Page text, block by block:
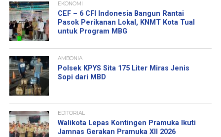
EKONOMI
CEF – 6 CFI Indonesia Bangun Rantai
Pasok Perikanan Lokal, KNMT Kota Tual
untuk Program MBG
AMBONIA
Polsek KPYS Sita 175 Liter Miras Jenis
Sopi dari MBD
EDITORIAL
Walikota Lepas Kontingen Pramuka Ikuti
Jamnas Gerakan Pramuka XII 2026